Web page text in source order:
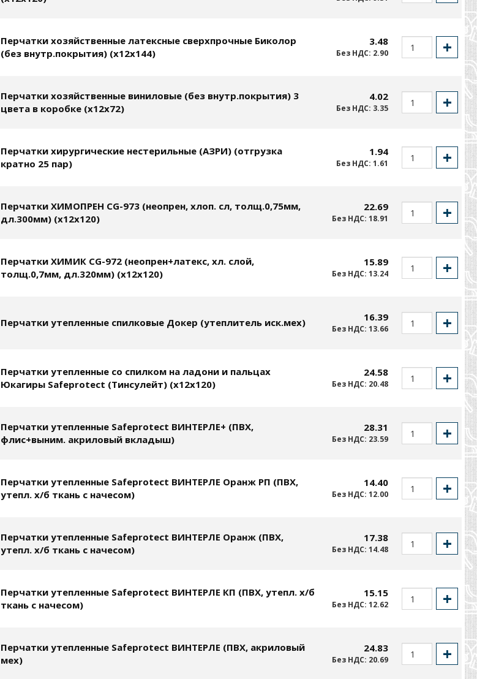
Перчатки хозяйственные латексные сверхпрочные Биколор
(без внутр.покрытия) (х12х144)
3.48
Без НДС: 2.90
Перчатки хозяйственные виниловые (без внутр.покрытия) 3
цвета в коробке (х12х72)
4.02
Без НДС: 3.35
Перчатки хирургические нестерильные (АЗРИ) (отгрузка
кратно 25 пар)
1.94
Без НДС: 1.61
Перчатки ХИМОПРЕН CG-973 (неопрен, хлоп. сл, толщ.0,75мм,
дл.300мм) (x12x120)
22.69
Без НДС: 18.91
Перчатки ХИМИК CG-972 (неопрен+латекс, хл. слой,
толщ.0,7мм, дл.320мм) (x12x120)
15.89
Без НДС: 13.24
Перчатки утепленные спилковые Докер (утеплитель иск.мех) 16.39
Без НДС: 13.66
Перчатки утепленные со спилком на ладони и пальцах
Юкагиры Safeprotect (Тинсулейт) (х12х120)
24.58
Без НДС: 20.48
Перчатки утепленные Safeprotect ВИНТЕРЛЕ+ (ПВХ,
флис+выним. акриловый вкладыш)
28.31
Без НДС: 23.59
Перчатки утепленные Safeprotect ВИНТЕРЛЕ Оранж РП (ПВХ,
утепл. х/б ткань с начесом)
14.40
Без НДС: 12.00
Перчатки утепленные Safeprotect ВИНТЕРЛЕ Оранж (ПВХ,
утепл. х/б ткань с начесом)
17.38
Без НДС: 14.48
Перчатки утепленные Safeprotect ВИНТЕРЛЕ КП (ПВХ, утепл. х/б
ткань с начесом)
15.15
Без НДС: 12.62
Перчатки утепленные Safeprotect ВИНТЕРЛЕ (ПВХ, акриловый
мех)
24.83
Без НДС: 20.69